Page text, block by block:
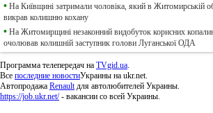
• На Київщині затримали чоловіка, який в Житомирській
викрав колишню кохану
• На Житомирщині незаконний видобуток корисних
очолював колишній заступник голови Луганської ОДА
Программа телепередач на TVgid.ua.
Все последние новостиУкраины на ukr.net.
Автопродажа Renaultдля автолюбителей Украины.
https://job.ukr.net/- вакансии со всей Украины.